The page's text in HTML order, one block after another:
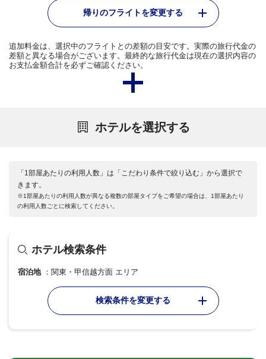
帰りのフライトを変更する
追加料金は、選択中のフライトとの差額の目安です。実際の旅行代金の
差額と異なる場合がございます。最終的な旅行代金は現在の選択内容の
お支払金額合計を必ずご確認ください。
ホテルを選択する
「1部屋あたりの利用人数」は「こだわり条件で絞り込む」から選択で
きます。
※1部屋あたりの利用人数が異なる複数の部屋タイプをご希望の場合は、1部屋あたり
の利用人数ごとに検索してください。
ホテル検索条件
宿泊地 関東・甲信越方面 エリア
検索条件を変更する